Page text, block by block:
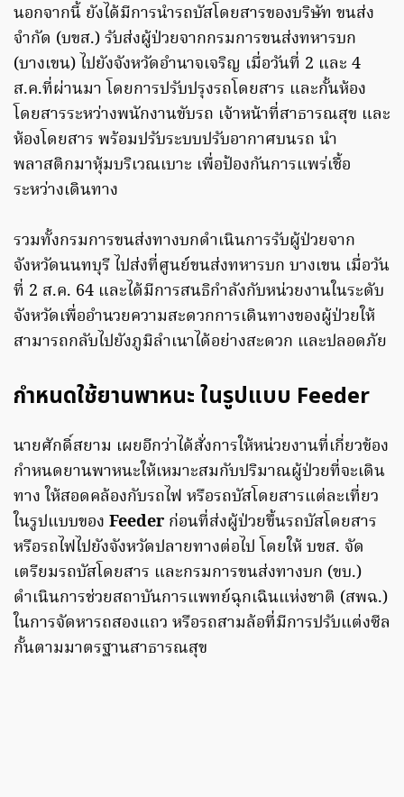
นอกจากนี้ ยังได้มีการนำรถบัสโดยสารของบริษัท ขนส่ง
จำกัด (บขส.) รับส่งผู้ป่วยจากกรมการขนส่งทหารบก
(บางเขน) ไปยังจังหวัดอำนาจเจริญ เมื่อวันที่ 2 และ 4
ส.ค.ที่ผ่านมา โดยการปรับปรุงรถโดยสาร และกั้นห้อง
โดยสารระหว่างพนักงานขับรถ เจ้าหน้าที่สาธารณสุข และ
ห้องโดยสาร พร้อมปรับระบบปรับอากาศบนรถ นำ
พลาสติกมาหุ้มบริเวณเบาะ เพื่อป้องกันการแพร่เชื้อ
ระหว่างเดินทาง
รวมทั้งกรมการขนส่งทางบกดำเนินการรับผู้ป่วยจาก
จังหวัดนนทบุรี ไปส่งที่ศูนย์ขนส่งทหารบก บางเขน เมื่อวัน
ที่ 2 ส.ค. 64 และได้มีการสนธิกำลังกับหน่วยงานในระดับ
จังหวัดเพื่ออำนวยความสะดวกการเดินทางของผู้ป่วยให้
สามารถกลับไปยังภูมิลำเนาได้อย่างสะดวก และปลอดภัย
กำหนดใช้ยานพาหนะ ในรูปแบบ Feeder
นายศักดิ์สยาม เผยอีกว่าได้สั่งการให้หน่วยงานที่เกี่ยวข้อง
กำหนดยานพาหนะให้เหมาะสมกับปริมาณผู้ป่วยที่จะเดิน
ทาง ให้สอดคล้องกับรถไฟ หรือรถบัสโดยสารแต่ละเที่ยว
ในรูปแบบของ Feeder ก่อนที่ส่งผู้ป่วยขึ้นรถบัสโดยสาร
หรือรถไฟไปยังจังหวัดปลายทางต่อไป โดยให้ บขส. จัด
เตรียมรถบัสโดยสาร และกรมการขนส่งทางบก (ขบ.)
ดำเนินการช่วยสถาบันการแพทย์ฉุกเฉินแห่งชาติ (สพฉ.)
ในการจัดหารถสองแถว หรือรถสามล้อที่มีการปรับแต่งซีล
กั้นตามมาตรฐานสาธารณสุข